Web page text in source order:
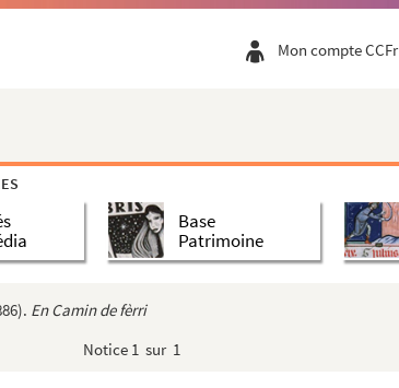
Mon compte CCFr
Base
Patrimoine
En Camin de fèrri
Notice 1 sur 1